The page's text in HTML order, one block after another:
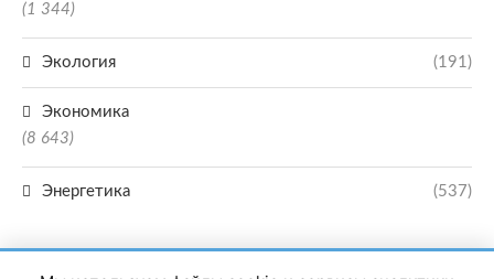
(1 344)
Экология (191)
Экономика
(8 643)
Энергетика (537)